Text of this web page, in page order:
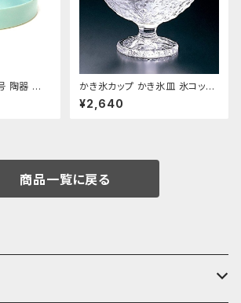
陶器 水
かき氷カップ かき氷皿 氷コップ
デザートカップ、アイスクリーム
カップ 鳴門 花 フラッペ デザー
¥2,640
商品一覧に戻る